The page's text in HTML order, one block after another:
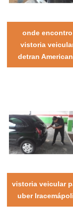
onde encontro
vistoria
detran
vistoria veicular
uber